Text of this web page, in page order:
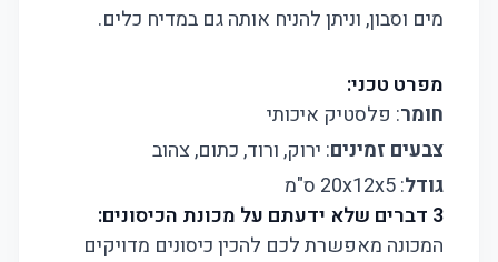
מים וסבון, וניתן להניח אותה גם במדיח כלים.
מפרט טכני:
חומר: פלסטיק איכותי
צבעים זמינים: ירוק, ורוד, כתום, צהוב
גודל: 20x12x5 ס"מ
3 דברים שלא ידעתם על מכונת הכיסונים:
המכונה מאפשרת לכם להכין כיסונים מדויקים